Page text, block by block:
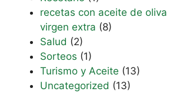
recetas con aceite de oliva
virgen extra (8)
Salud (2)
Sorteos (1)
Turismo y Aceite (13)
Uncategorized (13)